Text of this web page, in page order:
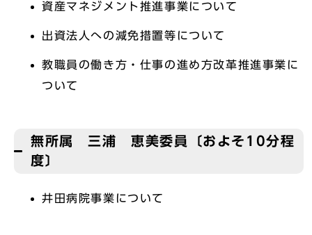
資産マネジメント推進事業について
出資法人への減免措置等について
教職員の働き方・仕事の進め方改革推進事業に
ついて
無所属 三浦 恵美委員〔およそ10分程
度〕
井田病院事業について